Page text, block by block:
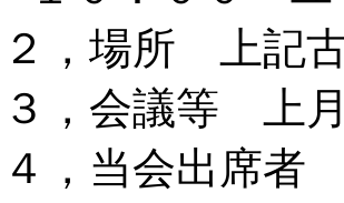
２，場所 上記
３，会議等 上
４，当会出席者